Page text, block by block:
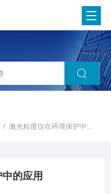
/ 激光粒度仪在环境保护中的应用
的应用